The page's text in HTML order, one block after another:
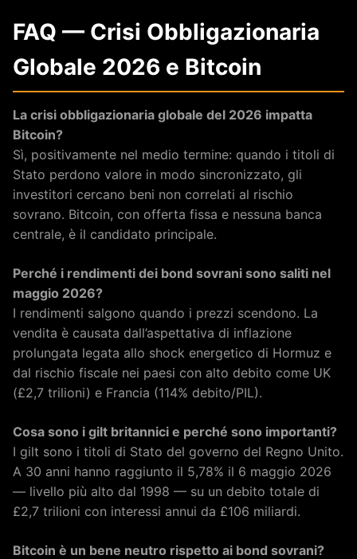
FAQ — Crisi Obbligazionaria
Globale 2026 e Bitcoin
La crisi obbligazionaria globale del 2026 impatta
Bitcoin?
Sì, positivamente nel medio termine: quando i titoli di
Stato perdono valore in modo sincronizzato, gli
investitori cercano beni non correlati al rischio
sovrano. Bitcoin, con offerta fissa e nessuna banca
centrale, è il candidato principale.
Perché i rendimenti dei bond sovrani sono saliti nel
maggio 2026?
I rendimenti salgono quando i prezzi scendono. La
vendita è causata dall’aspettativa di inflazione
prolungata legata allo shock energetico di Hormuz e
dal rischio fiscale nei paesi con alto debito come UK
(£2,7 trilioni) e Francia (114% debito/PIL).
Cosa sono i gilt britannici e perché sono importanti?
I gilt sono i titoli di Stato del governo del Regno Unito.
A 30 anni hanno raggiunto il 5,78% il 6 maggio 2026
— livello più alto dal 1998 — su un debito totale di
£2,7 trilioni con interessi annui da £106 miliardi.
Bitcoin è un bene neutro rispetto ai bond sovrani?